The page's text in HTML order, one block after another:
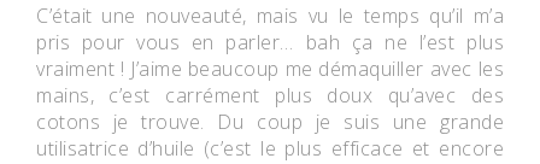
C’était une nouveauté, mais vu le temps qu’il m’a
pris pour vous en parler… bah ça ne l’est plus
vraiment ! J’aime beaucoup me démaquiller avec les
mains, c’est carrément plus doux qu’avec des
cotons je trouve. Du coup je suis une grande
utilisatrice d’huile (c’est le plus efficace et encore